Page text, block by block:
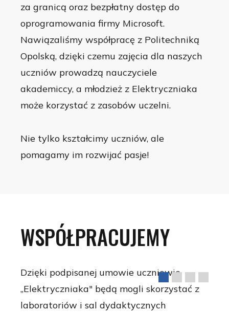
za granicą oraz bezpłatny dostęp do
oprogramowania firmy Microsoft.
Nawiązaliśmy współpracę z Politechniką
Opolską, dzięki czemu zajęcia dla naszych
uczniów prowadzą nauczyciele
akademiccy, a młodzież z Elektryczniaka
może korzystać z zasobów uczelni.
Nie tylko kształcimy uczniów, ale
pomagamy im rozwijać pasje!
WSPÓŁPRACUJEMY
Dzięki podpisanej umowie uczniowie
„Elektryczniaka" będą mogli skorzystać z
laboratoriów i sal dydaktycznych